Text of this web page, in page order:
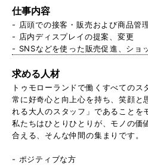
仕事内容
- 店頭での接客・販売および商品管
- 店内ディスプレイの提案、変更
- SNSなどを使った販売促進、ショ
求める人材
トゥモローランドで働くすべてのス
常に好奇心と向上心を持ち、笑顔と
れる大人のスタッフ」であることを
私たちはひとりひとりが、モノの価
合える、そんな仲間の集まりです。
- ポジティブな方